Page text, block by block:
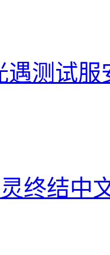
遇测试服
终结中